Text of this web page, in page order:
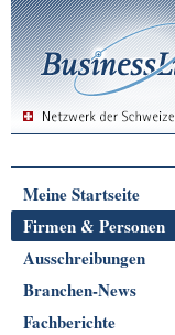
Meine Startseite
Firmen & Personen
Ausschreibungen
Branchen-News
Fachberichte